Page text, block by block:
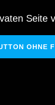
Seite
OHNE